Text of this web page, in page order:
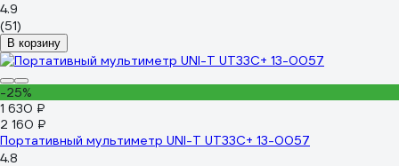
4.9
(51)
В корзину
-25%
1 630 ₽
2 160 ₽
Портативный мультиметр UNI-T UT33C+ 13-0057
4.8